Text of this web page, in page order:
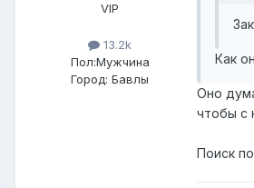
VIP
13.2k
Пол:Мужчина
Город: Бавлы
Как
Оно
чтобы с
Поиск